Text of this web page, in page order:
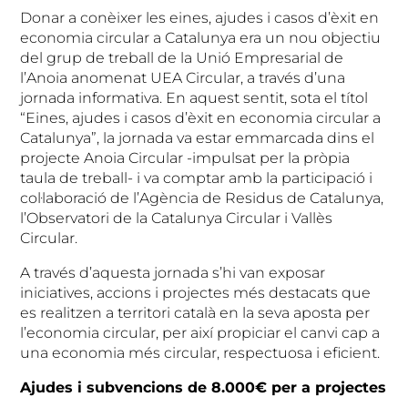
Donar a conèixer les eines, ajudes i casos d’èxit en
economia circular a Catalunya era un nou objectiu
del grup de treball de la Unió Empresarial de
l’Anoia anomenat UEA Circular, a través d’una
jornada informativa. En aquest sentit, sota el títol
“Eines, ajudes i casos d’èxit en economia circular a
Catalunya”, la jornada va estar emmarcada dins el
projecte Anoia Circular -impulsat per la pròpia
taula de treball- i va comptar amb la participació i
col·laboració de l’Agència de Residus de Catalunya,
l’Observatori de la Catalunya Circular i Vallès
Circular.
A través d’aquesta jornada s’hi van exposar
iniciatives, accions i projectes més destacats que
es realitzen a territori català en la seva aposta per
l’economia circular, per així propiciar el canvi cap a
una economia més circular, respectuosa i eficient.
Ajudes i subvencions de 8.000€ per a projectes